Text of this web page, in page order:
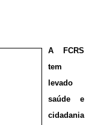
A FCRS
tem
levado
saúde e
cidadania